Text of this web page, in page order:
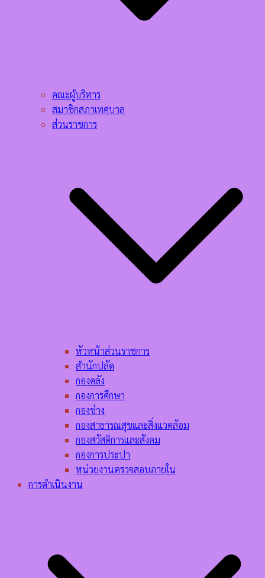
คณะผู้บริหาร
สมาชิกสภาเทศบาล
ส่วนราชการ
หัวหน้าส่วนราชการ
สำนักปลัด
กองคลัง
กองการศึกษา
กองช่าง
กองสาธารณสุขและสิ่งแวดล้อม
กองสวัสดิการและสังคม
กองการประปา
หน่วยงานตรวจสอบภายใน
การดำเนินงาน